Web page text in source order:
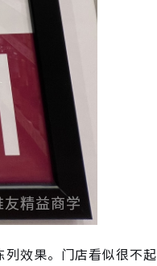
效果。门店看似很不起